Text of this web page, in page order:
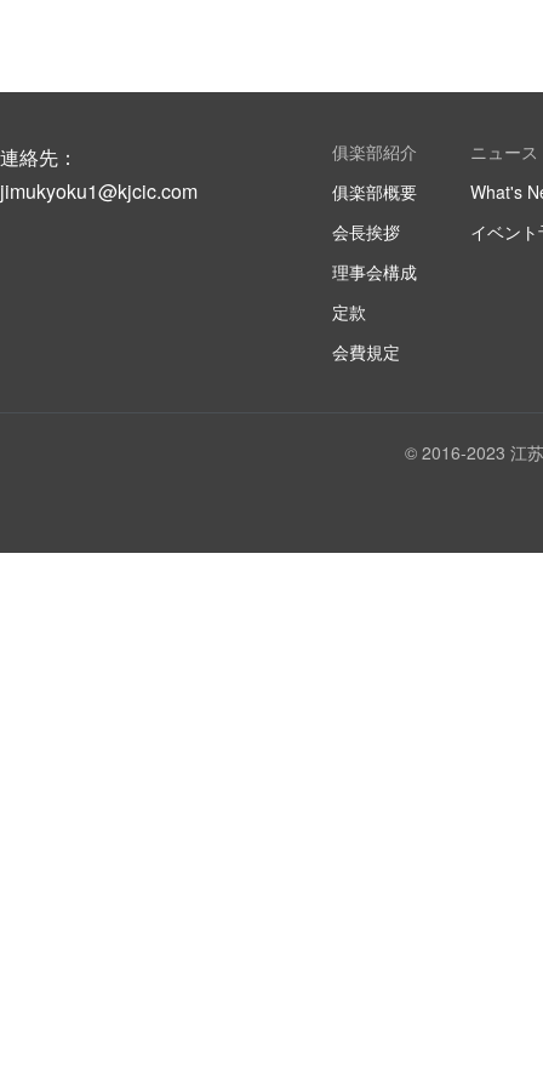
連絡先：
jimukyoku1@kjcic.com
俱楽部紹介
俱楽部概要
会長挨拶
理事会構成
定款
会費規定
ニュース
What's
イベン
© 2016-2023 江